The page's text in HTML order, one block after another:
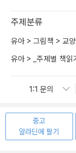
주제분류
유아 > 그림책 > 교
유아 > _주제별 책읽
중고
알라딘에 팔기